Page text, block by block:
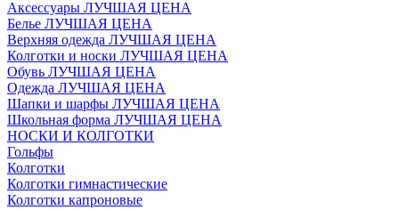
Аксессуары ЛУЧШАЯ ЦЕНА
Белье ЛУЧШАЯ ЦЕНА
Верхняя одежда ЛУЧШАЯ ЦЕНА
Колготки и носки ЛУЧШАЯ ЦЕНА
Обувь ЛУЧШАЯ ЦЕНА
Одежда ЛУЧШАЯ ЦЕНА
Шапки и шарфы ЛУЧШАЯ ЦЕНА
Школьная форма ЛУЧШАЯ ЦЕНА
НОСКИ И КОЛГОТКИ
Гольфы
Колготки
Колготки гимнастические
Колготки капроновые